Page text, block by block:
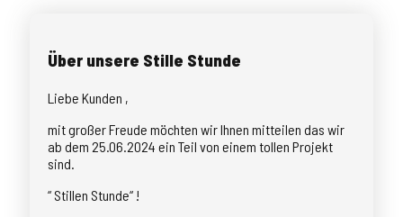
Über unsere Stille Stunde
Liebe Kunden ,
mit großer Freude möchten wir Ihnen mitteilen das wir
ab dem 25.06.2024 ein Teil von einem tollen Projekt
sind.
“ Stillen Stunde“ !